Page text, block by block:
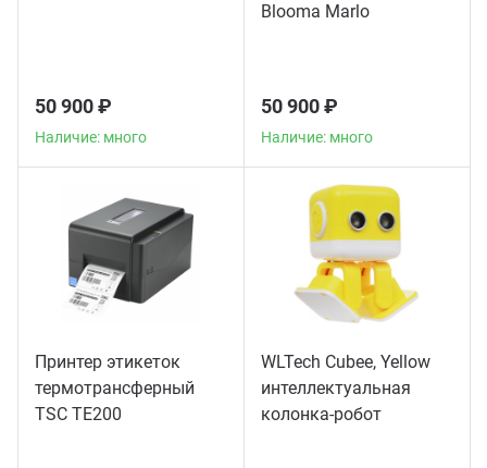
50 900 ₽
Наличие: много
Blooma Marlo
50 900 ₽
Наличие: много
Принтер этикеток
термотрансферный
TSC TE200
WLTech Cubee, Yellow
интеллектуальная
колонка-робот